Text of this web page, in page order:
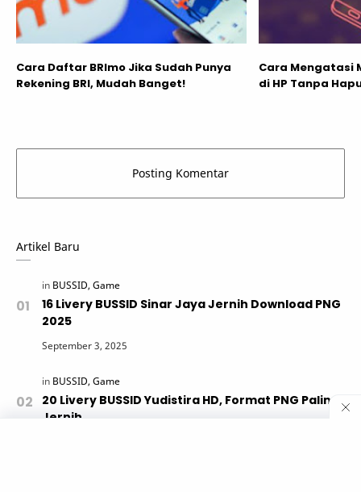
Cara Daftar BRImo Jika Sudah Punya
Rekening BRI, Mudah Banget!
Cara Mengatasi
di HP Tanpa
Artikel Baru
16 Livery BUSSID Sinar Jaya Jernih Download PNG
2025
20 Livery BUSSID Yudistira HD, Format PNG Paling
Jernih